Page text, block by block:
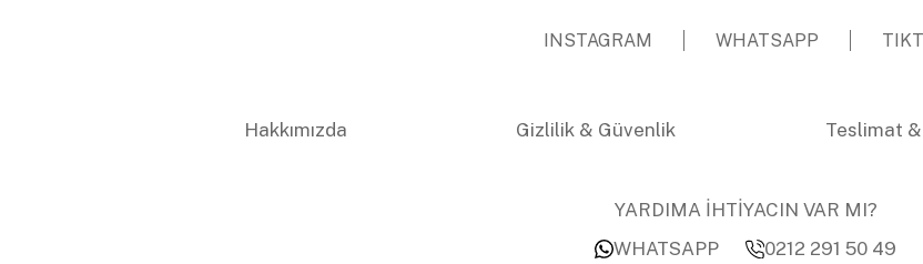
INSTAGRAM WHATSAPP
Hakkımızda Gizlilik & Güvenlik Teslimat
YARDIMA İHTİYACIN VAR MI?
WHATSAPP
0212 291 50 49